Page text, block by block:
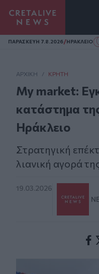
Homepage
ΠΑΡΑΣΚΕΥΗ 7.8.2026/ΗΡΑΚΛΕΙΟ
ΑΡΧΙΚΗ / ΚΡΉΤΗ
My market:
κατάστημα
Ηράκλειο
Στρατηγική
λιανική αγορά
19.03.2026